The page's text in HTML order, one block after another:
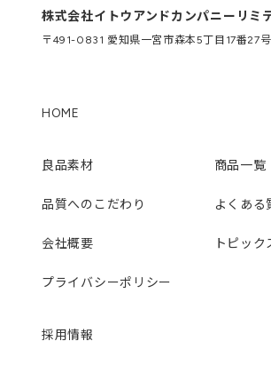
株式会社イトウアンドカンパニーリミ
〒491-0831 愛知県一宮市森本5丁目17番27号
HOME
良品素材 商品一覧
品質へのこだわり よくある
会社概要 トピック
プライバシーポリシー
採用情報